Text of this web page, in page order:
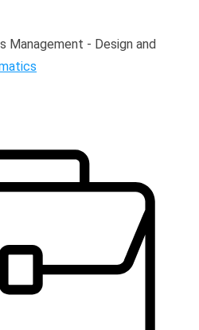
Management - Design and